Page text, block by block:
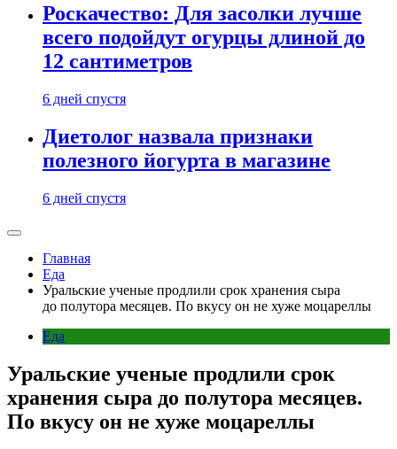
Роскачество: Для засолки лучше
всего подойдут огурцы длиной до
12 сантиметров
6 дней спустя
Диетолог назвала признаки
полезного йогурта в магазине
6 дней спустя
Главная
Еда
Уральские ученые продлили срок хранения сыра
до полутора месяцев. По вкусу он не хуже моцареллы
Еда
Уральские ученые продлили срок
хранения сыра до полутора месяцев.
По вкусу он не хуже моцареллы